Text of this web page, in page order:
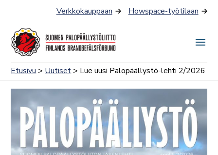
Verkkokauppaan Howspace-työtilaan
Etusivu > Uutiset > Lue uusi Palopäällystö-lehti 2/2026